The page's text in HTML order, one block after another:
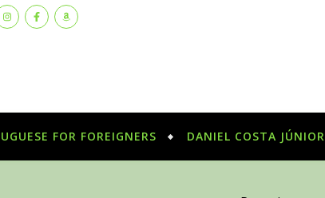
FOR FOREIGNERS DANIEL COSTA JÚNIOR